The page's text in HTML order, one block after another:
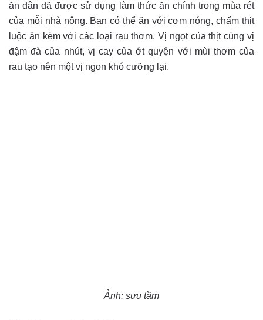
ăn dân dã được sử dụng làm thức ăn chính trong mùa rét
của mỗi nhà nông. Bạn có thể ăn với cơm nóng, chấm thịt
luộc ăn kèm với các loại rau thơm. Vị ngọt của thịt cùng vị
đậm đà của nhút, vị cay của ớt quyện với mùi thơm của
rau tạo nên một vị ngon khó cưỡng lại.
Ảnh: sưu tầm